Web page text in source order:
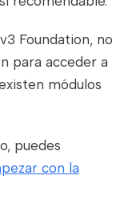
Foundation, no
para acceder a
módulos
puedes
con la